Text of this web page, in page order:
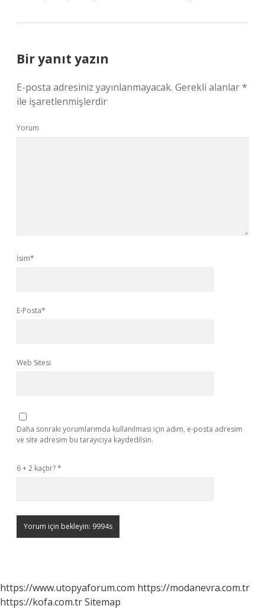
Bir yanıt yazın
E-posta adresiniz yayınlanmayacak. Gerekli alanlar*
ile işaretlenmişlerdir
Yorum
İsim*
E-Posta*
Web Sitesi
Daha sonraki yorumlarımda kullanılması için adım, e-posta adresim
ve site adresim bu tarayıcıya kaydedilsin.
6 + 2 kaçtır?*
https://www.utopyaforum.com https://modanevra.com.tr
https://kofa.com.trSitemap